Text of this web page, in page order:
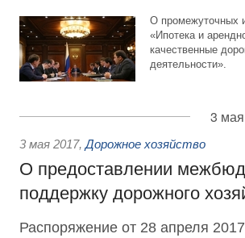
О промежуточных
«Ипотека и
качественные
деятельности».
3
3 мая 2017, Дорожное хозяйство
О предоставлении
поддержку дорожного
Распоряжение от 28 апреля